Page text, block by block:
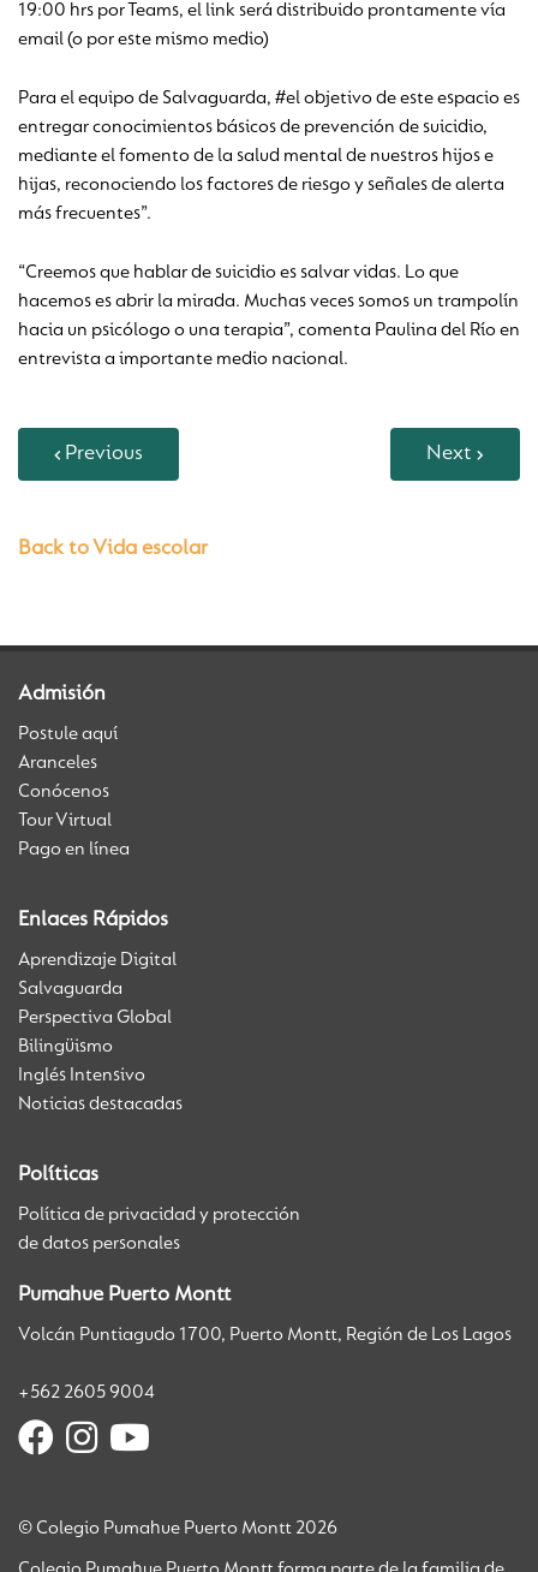
19:00 hrs por Teams, el link será distribuido prontamente vía
email (o por este mismo medio)
Para el equipo de Salvaguarda, #el objetivo de este espacio es
entregar conocimientos básicos de prevención de suicidio,
mediante el fomento de la salud mental de nuestros hijos e
hijas, reconociendo los factores de riesgo y señales de alerta
más frecuentes”.
“Creemos que hablar de suicidio es salvar vidas. Lo que
hacemos es abrir la mirada. Muchas veces somos un trampolín
hacia un psicólogo o una terapia”, comenta Paulina del Río en
entrevista a importante medio nacional.
Previous Next
Back to Vida escolar
Admisión
Postule aquí
Aranceles
Conócenos
Tour Virtual
Pago en línea
Enlaces Rápidos
Aprendizaje Digital
Salvaguarda
Perspectiva Global
Bilingüismo
Inglés Intensivo
Noticias destacadas
Políticas
Política de privacidad y protección
de datos personales
Pumahue Puerto Montt
Volcán Puntiagudo 1700, Puerto Montt, Región de Los Lagos
+562 2605 9004
© Colegio Pumahue Puerto Montt 2026